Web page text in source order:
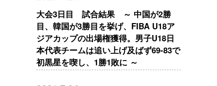
大会3日目 試合結果 ～ 中国が2勝
目、韓国が3勝目を挙げ、FIBA U18ア
ジアカップの出場権獲得。男子U18日
本代表チームは追い上げ及ばず69-83で
初黒星を喫し、1勝1敗に ～